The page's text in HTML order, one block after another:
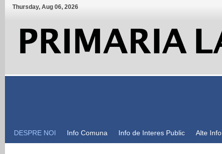
Thursday, Aug 06, 2026
DESPRE NOI Info Comuna Info de Interes Public Alte